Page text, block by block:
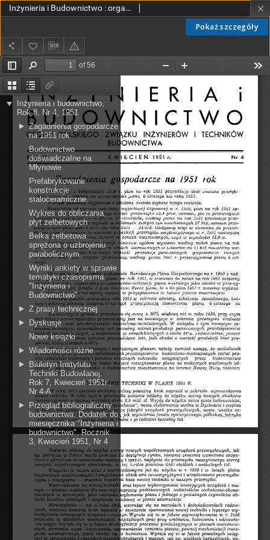
Pokaż szczegóły
Inżynieria i Budownictwo : organ Związku Polskich Inżynierów Budowlanych R. VIII nr. 4 (1951)